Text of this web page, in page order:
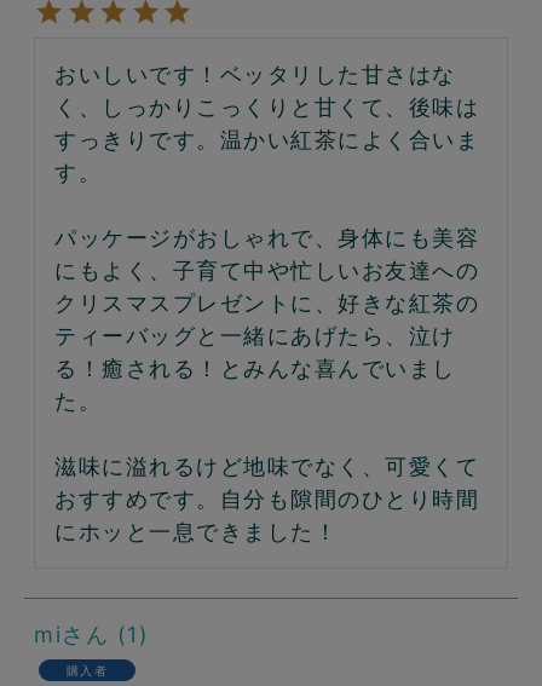
おいしいです！ベッタリした甘さはな
く、しっかりこっくりと甘くて、後味は
すっきりです。温かい紅茶によく合いま
す。
パッケージがおしゃれで、身体にも美容
にもよく、子育て中や忙しいお友達への
クリスマスプレゼントに、好きな紅茶の
ティーバッグと一緒にあげたら、泣け
る！癒される！とみんな喜んでいまし
た。
滋味に溢れるけど地味でなく、可愛くて
おすすめです。自分も隙間のひとり時間
にホッと一息できました！
mi 1
購入者